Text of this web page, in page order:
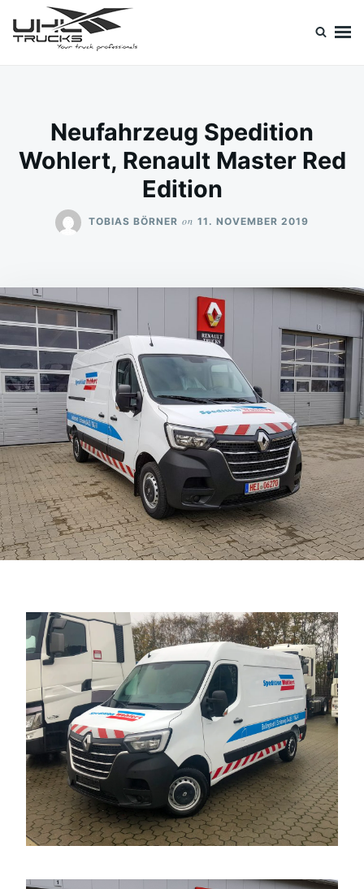
Search
for:
Neufahrzeug Spedition
Wohlert, Renault Master Red
Edition
TOBIAS BÖRNER on 11. NOVEMBER 2019